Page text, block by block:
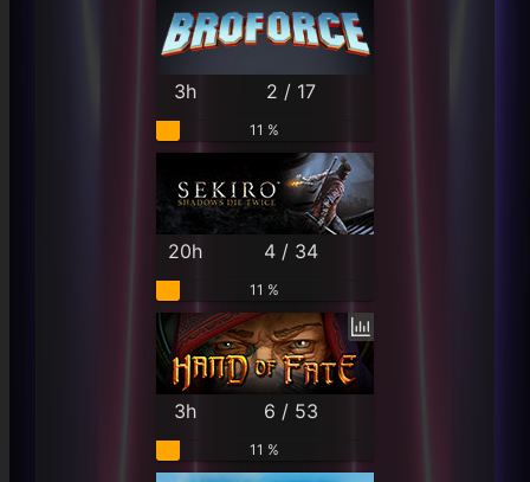
3h 2 / 17
11 %
20h 4 / 34
11 %
3h 6 / 53
11 %